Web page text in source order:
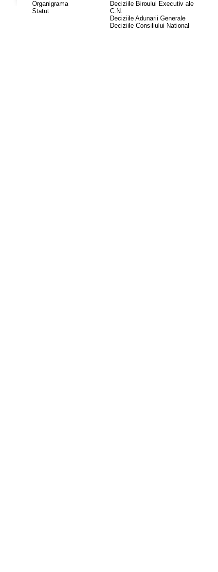
Organigrama
Statut
Deciziile Biroului Executiv ale
C.N.
Deciziile Adunarii Generale
Deciziile Consiliului National